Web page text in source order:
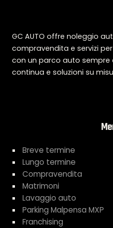
GC AUTO offre noleggio
compravendita e servizi
con un parco auto sempre
continua e soluzioni su
Breve termine
Lungo termine
Compravendita
Matrimoni
Lavaggio auto
Parking Malpensa MXP
Franchising